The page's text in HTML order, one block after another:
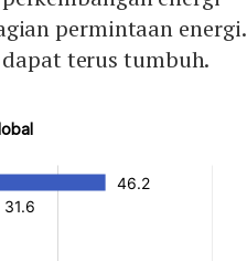
permintaan energi.
terus tumbuh.